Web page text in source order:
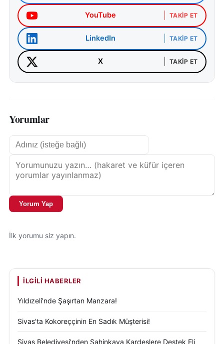
olacağız. 4 gün sonunda dereceye giren
sporcularımız Kemer Mustafa Ertuğrul Aker Parkı’nda
düzenlenecek ödül töreninde kupalarına
kavuşacaklar, tüm bisiklet severleri 10-13 Nisan
tarihlerinde Kemer’e bekliyoruz” ifadelerini kullandı.
YouTube TAKIP ET
LinkedIn TAKIP ET
X TAKIP ET
Yorumlar
Yorum Yap
İlk yorumu siz yapın.
İLGILI HABERLER
Yıldızeli'nde Şaşırtan Manzara!
Sivas'ta Kokoreççinin En Sadık Müşterisi!
Sivas Belediyesi'nden Şahinkaya Kardeşlere Destek Eli